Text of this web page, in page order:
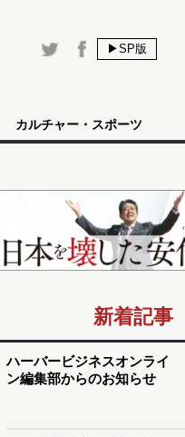
▶SP版
カルチャー・スポーツ
新着記事
ハーバービジネスオンライ
ン編集部からのお知らせ